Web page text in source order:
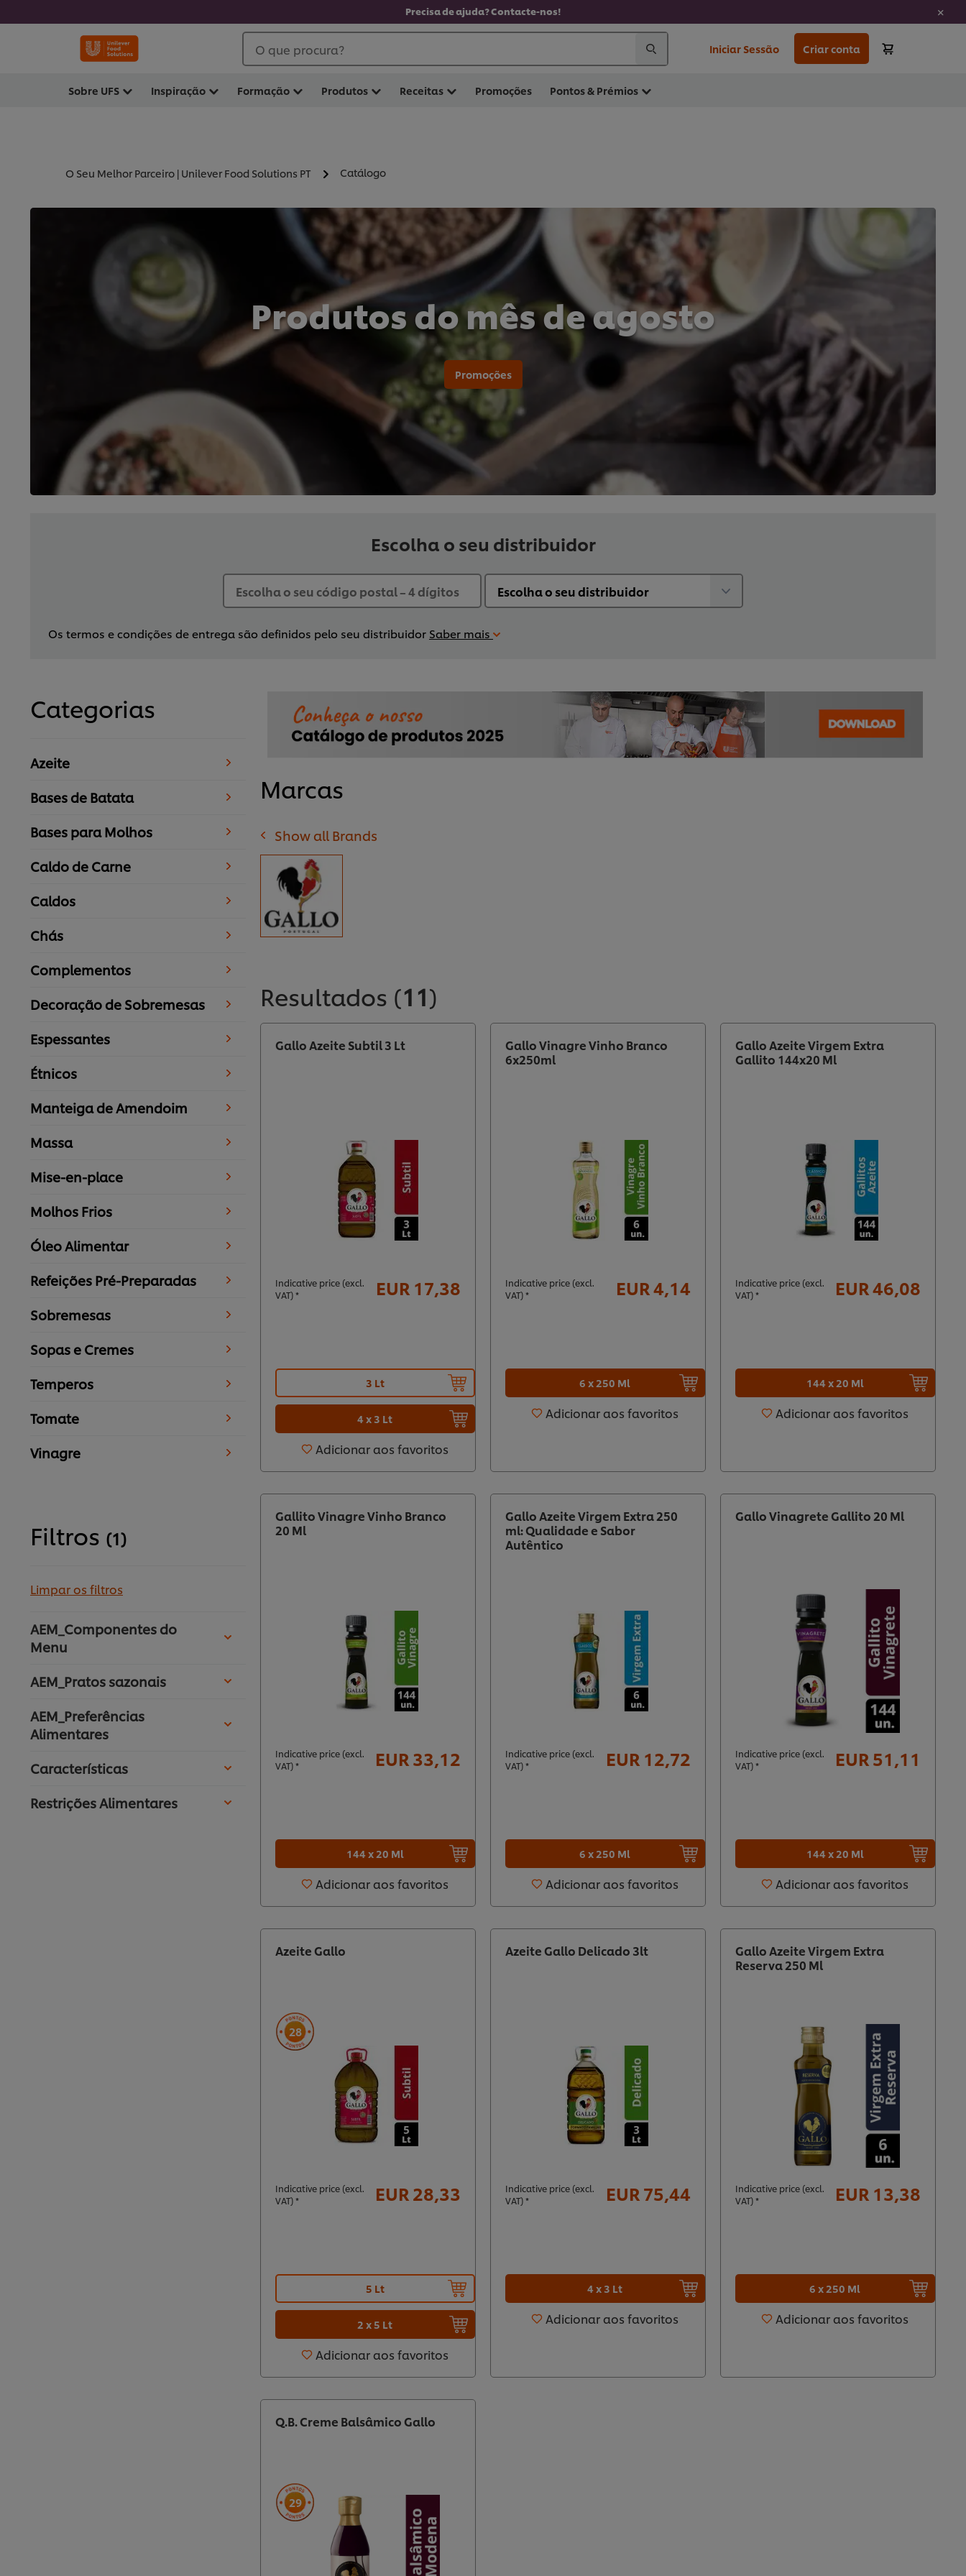
Precisa de ajuda? Contacte-nos!
O que procura? Iniciar Sessão Criar conta
Sobre UFS Inspiração Formação Produtos Receitas Promoções Pontos & Prémios
O Seu Melhor Parceiro | Unilever Food Solutions PT Catálogo
Produtos do mês de agosto
Promoções
Escolha o seu distribuidor
Os termos e condições de entrega são definidos pelo seu distribuidor Saber mais
Categorias
Azeite
Bases de Batata
Bases para Molhos
Caldo de Carne
Caldos
Chás
Complementos
Decoração de Sobremesas
Espessantes
Étnicos
Manteiga de Amendoim
Massa
Mise-en-place
Molhos Frios
Óleo Alimentar
Refeições Pré-Preparadas
Sobremesas
Sopas e Cremes
Temperos
Tomate
Vinagre
Filtros (1)
Limpar os filtros
AEM_Componentes do
Menu
AEM_Pratos sazonais
AEM_Preferências
Alimentares
Características
Restrições Alimentares
Marcas
Show all Brands
Resultados (11)
Gallo Azeite Subtil 3 Lt
Indicative price (excl.
VAT) *
EUR 17,38
3 Lt
4 x 3 Lt
Adicionar aos favoritos
Gallo Vinagre Vinho Branco
6x250ml
Indicative price (excl.
VAT) *
EUR 4,14
6 x 250 Ml
Adicionar aos favoritos
Gallo Azeite Virgem Extra
Gallito 144x20 Ml
Indicative price (excl.
VAT) *
EUR 46,08
144 x 20 Ml
Adicionar aos favoritos
Gallito Vinagre Vinho Branco
20 Ml
Indicative price (excl.
VAT) *
EUR 33,12
144 x 20 Ml
Adicionar aos favoritos
Gallo Azeite Virgem Extra 250
ml: Qualidade e Sabor
Autêntico
Indicative price (excl.
VAT) *
EUR 12,72
6 x 250 Ml
Adicionar aos favoritos
Gallo Vinagrete Gallito 20 Ml
Indicative price (excl.
VAT) *
EUR 51,11
144 x 20 Ml
Adicionar aos favoritos
Azeite Gallo
28
Indicative price (excl.
VAT) *
EUR 28,33
5 Lt
2 x 5 Lt
Adicionar aos favoritos
Azeite Gallo Delicado 3lt
Indicative price (excl.
VAT) *
EUR 75,44
4 x 3 Lt
Adicionar aos favoritos
Gallo Azeite Virgem Extra
Reserva 250 Ml
Indicative price (excl.
VAT) *
EUR 13,38
6 x 250 Ml
Adicionar aos favoritos
Q.B. Creme Balsâmico Gallo
29